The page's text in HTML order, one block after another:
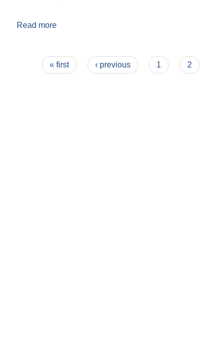
Read more
Pages« first ‹ previous 1 2